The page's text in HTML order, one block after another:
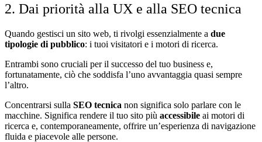
2. Dai priorità alla UX e alla SEO tecnica
Quando gestisci un sito web, ti rivolgi essenzialmente a due
tipologie di pubblico: i tuoi visitatori e i motori di ricerca.
Entrambi sono cruciali per il successo del tuo business e,
fortunatamente, ciò che soddisfa l’uno avvantaggia quasi sempre
l’altro.
Concentrarsi sulla SEO tecnica non significa solo parlare con le
macchine. Significa rendere il tuo sito più accessibile ai motori di
ricerca e, contemporaneamente, offrire un’esperienza di navigazione
fluida e piacevole alle persone.